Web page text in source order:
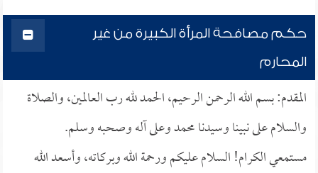
حكم مصافحة المرأة الكبيرة من غير
المحارم
المقدم: بسم الله الرحمن الرحيم، الحمد لله رب العالمين، والصلاة
والسلام على نبينا وسيدنا محمد وعلى آله وصحبه وسلم.
مستمعي الكرام! السلام عليكم ورحمة الله وبركاته، وأسعد الله